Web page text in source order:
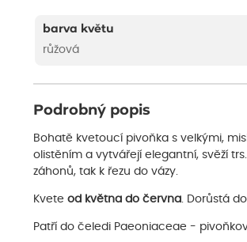
barva květu
růžová
Podrobný popis
Bohatě kvetoucí pivoňka s velkými,
olistěním a vytvářejí elegantní, svěží
záhonů, tak k řezu do vázy.
Kvete od května do června. Dorůstá
Patří do čeledi Paeoniaceae -